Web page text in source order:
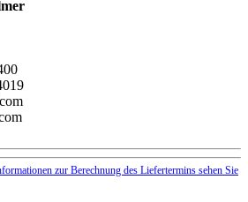
zur Berechnung des Liefertermins sehen Sie